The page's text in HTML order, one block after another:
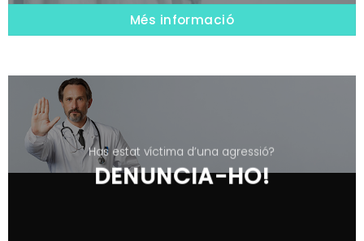
Més informació
Has estat víctima d’una agressió?
DENUNCIA-HO!